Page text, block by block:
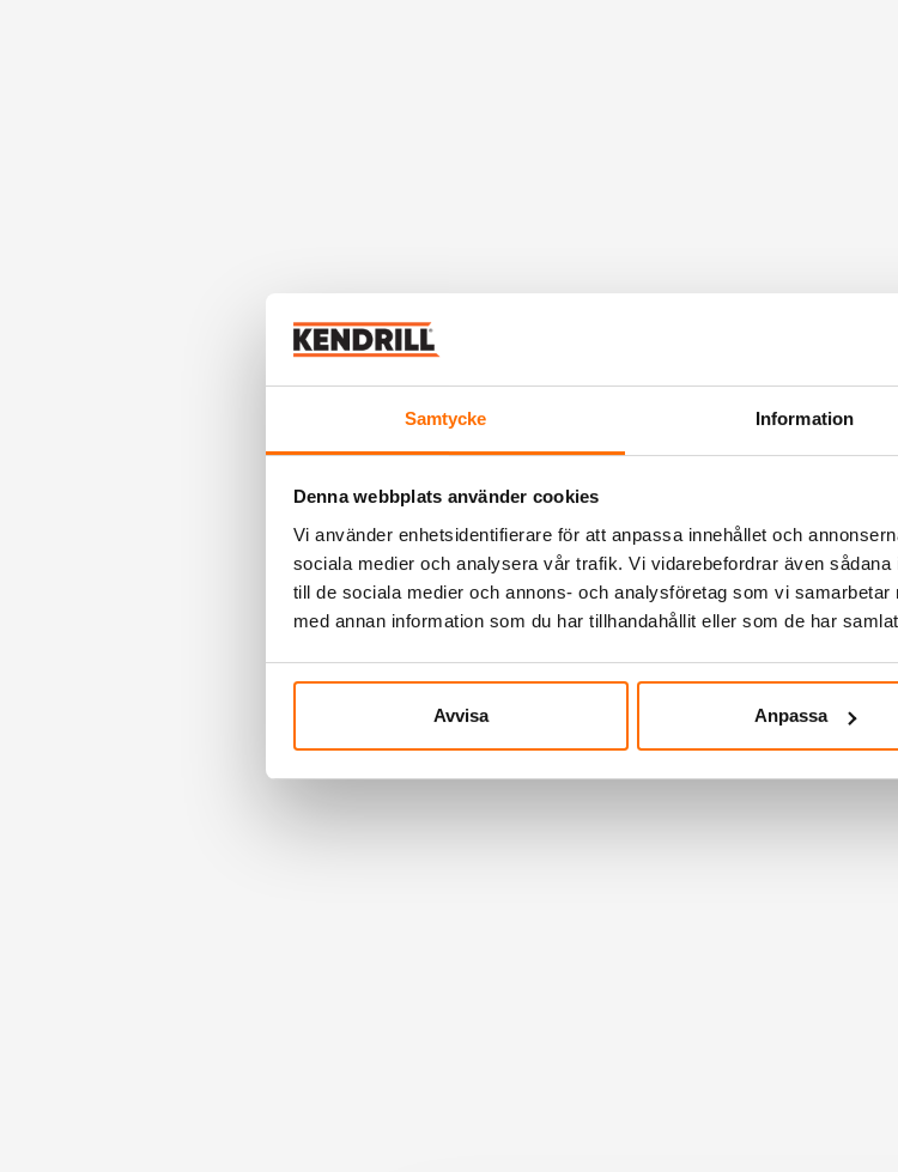
Samtycke Information
Denna webbplats använder cookies
Vi använder enhetsidentifierare för att anpassa innehållet och
sociala medier och analysera vår trafik. Vi vidarebefordrar även
till de sociala medier och annons- och analysföretag som vi
med annan information som du har tillhandahållit eller som de har
Avvisa Anpassa